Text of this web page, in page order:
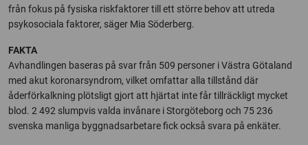
från fokus på fysiska riskfaktorer till ett större behov att utreda
psykosociala faktorer, säger Mia Söderberg.
FAKTA
Avhandlingen baseras på svar från 509 personer i Västra Götaland
med akut koronarsyndrom, vilket omfattar alla tillstånd där
åderförkalkning plötsligt gjort att hjärtat inte får tillräckligt mycket
blod. 2 492 slumpvis valda invånare i Storgöteborg och 75 236
svenska manliga byggnadsarbetare fick också svara på enkäter.